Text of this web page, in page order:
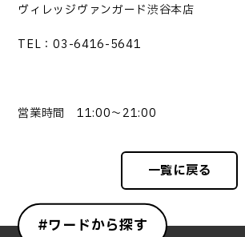
ヴィレッジヴァンガード渋谷本店
TEL：03-6416-5641
営業時間 11:00～21:00
一覧に戻る
#ワードから探す